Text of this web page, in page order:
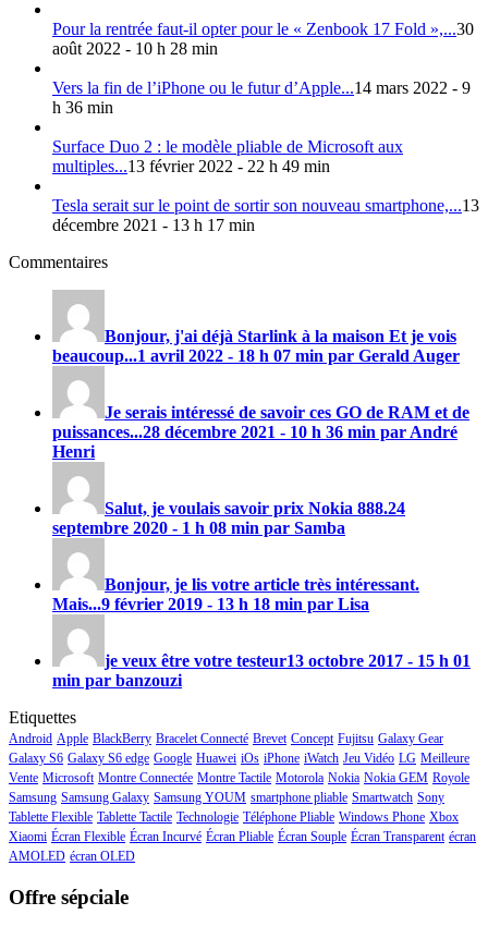
Pour la rentrée faut-il opter pour le « Zenbook 17 Fold »,...30
août 2022 - 10 h 28 min
Vers la fin de l’iPhone ou le futur d’Apple...14 mars 2022 - 9
h 36 min
Surface Duo 2 : le modèle pliable de Microsoft aux
multiples...13 février 2022 - 22 h 49 min
Tesla serait sur le point de sortir son nouveau smartphone,...13
décembre 2021 - 13 h 17 min
Commentaires
Bonjour, j'ai déjà Starlink à la maison Et je vois
beaucoup...1 avril 2022 - 18 h 07 min par Gerald Auger
Je serais intéressé de savoir ces GO de RAM et de
puissances...28 décembre 2021 - 10 h 36 min par André
Henri
Salut, je voulais savoir prix Nokia 888.24
septembre 2020 - 1 h 08 min par Samba
Bonjour, je lis votre article très intéressant.
Mais...9 février 2019 - 13 h 18 min par Lisa
je veux être votre testeur13 octobre 2017 - 15 h 01
min par banzouzi
Etiquettes
Android Apple BlackBerry Bracelet Connecté Brevet Concept Fujitsu Galaxy Gear
Galaxy S6 Galaxy S6 edge Google Huawei iOs iPhone iWatch Jeu Vidéo LG Meilleure
Vente Microsoft Montre Connectée Montre Tactile Motorola Nokia Nokia GEM Royole
Samsung Samsung Galaxy Samsung YOUM smartphone pliable Smartwatch Sony
Tablette Flexible Tablette Tactile Technologie Téléphone Pliable Windows Phone Xbox
Xiaomi Écran Flexible Écran Incurvé Écran Pliable Écran Souple Écran Transparent écran
AMOLED écran OLED
Offre sépciale